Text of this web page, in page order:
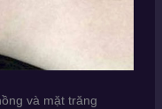
và mặt trăng